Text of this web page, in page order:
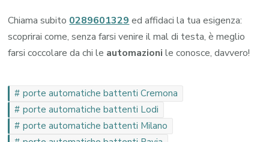
Chiama subito 0289601329 ed affidaci la tua esigenza:
scoprirai come, senza farsi venire il mal di testa, è meglio
farsi coccolare da chi le automazioni le conosce, davvero!
porte automatiche battenti Cremona
porte automatiche battenti Lodi
porte automatiche battenti Milano